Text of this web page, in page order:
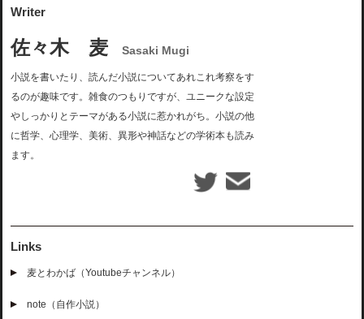
Writer
佐々木 麦 Sasaki Mugi
小説を書いたり、読んだ小説についてあれこれ考察をす
るのが趣味です。雑食のつもりですが、ユニークな設定
やしっかりとテーマがある小説に惹かれがち。小説の他
に哲学、心理学、美術、異形や神話などの学術本も読み
ます。
Links
麦とわかば（Youtubeチャンネル）
note（自作小説）